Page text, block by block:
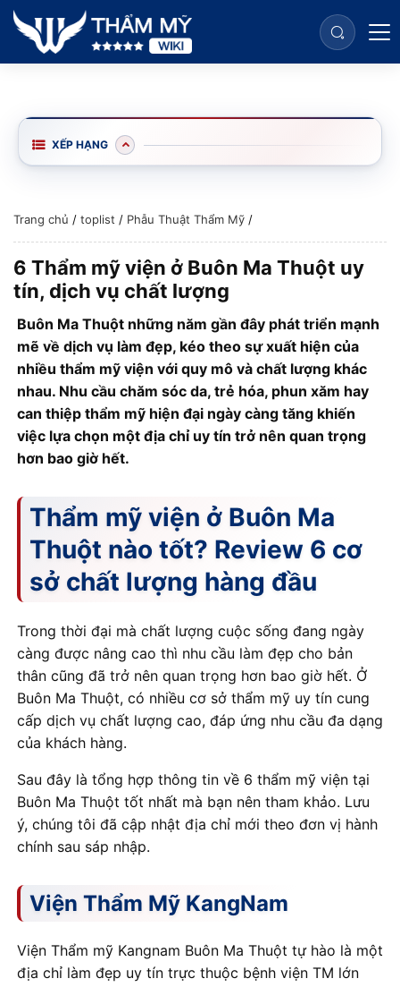
XẾP HẠNG
Trang chủ / toplist / Phẫu Thuật Thẩm Mỹ /
6 Thẩm mỹ viện ở Buôn Ma Thuột uy
tín, dịch vụ chất lượng
Buôn Ma Thuột những năm gần đây phát triển mạnh
mẽ về dịch vụ làm đẹp, kéo theo sự xuất hiện của
nhiều thẩm mỹ viện với quy mô và chất lượng khác
nhau. Nhu cầu chăm sóc da, trẻ hóa, phun xăm hay
can thiệp thẩm mỹ hiện đại ngày càng tăng khiến
việc lựa chọn một địa chỉ uy tín trở nên quan trọng
hơn bao giờ hết.
Thẩm mỹ viện ở Buôn Ma
Thuột nào tốt? Review 6 cơ
sở chất lượng hàng đầu
Trong thời đại mà chất lượng cuộc sống đang ngày
càng được nâng cao thì nhu cầu làm đẹp cho bản
thân cũng đã trở nên quan trọng hơn bao giờ hết. Ở
Buôn Ma Thuột, có nhiều cơ sở thẩm mỹ uy tín cung
cấp dịch vụ chất lượng cao, đáp ứng nhu cầu đa dạng
của khách hàng.
Sau đây là tổng hợp thông tin về 6 thẩm mỹ viện tại
Buôn Ma Thuột tốt nhất mà bạn nên tham khảo. Lưu
ý, chúng tôi đã cập nhật địa chỉ mới theo đơn vị hành
chính sau sáp nhập.
Viện Thẩm Mỹ KangNam
Viện Thẩm mỹ Kangnam Buôn Ma Thuột tự hào là một
địa chỉ làm đẹp uy tín trực thuộc bệnh viện TM lớn